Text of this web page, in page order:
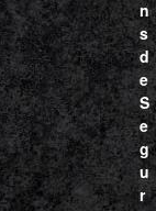
n
s
d
e
S
e
g
u
r